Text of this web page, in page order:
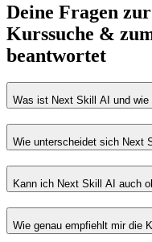
Deine Fragen
Kurssuche &
beantwortet
Was ist Next Skill AI und
Wie unterscheidet sich Next
Kann ich Next Skill AI auch
Wie genau empfiehlt mir die